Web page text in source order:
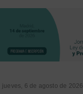
jueves, 6 de agosto de 2026